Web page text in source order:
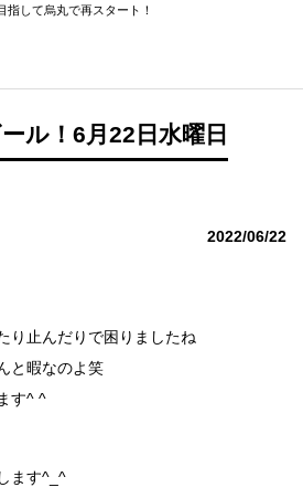
指して烏丸で再スタート！
ル！6月22日水曜日
2022/06/22
り止んだりで困りましたね
と暇なのよ笑
す^ ^
ます^_^